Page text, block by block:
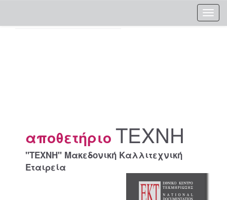
αποθετήριο ΤΕΧΝΗ
"ΤΕΧΝΗ" Μακεδονική Καλλιτεχνική
Εταιρεία